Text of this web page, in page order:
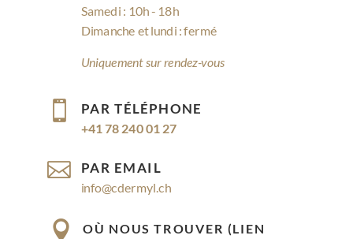
Samedi : 10h - 18h
Dimanche et lundi : fermé
Uniquement sur rendez-vous
 PAR TÉLÉPHONE
+41 78 240 01 27
 PAR EMAIL
info@cdermyl.ch
 OÙ NOUS TROUVER (LIEN